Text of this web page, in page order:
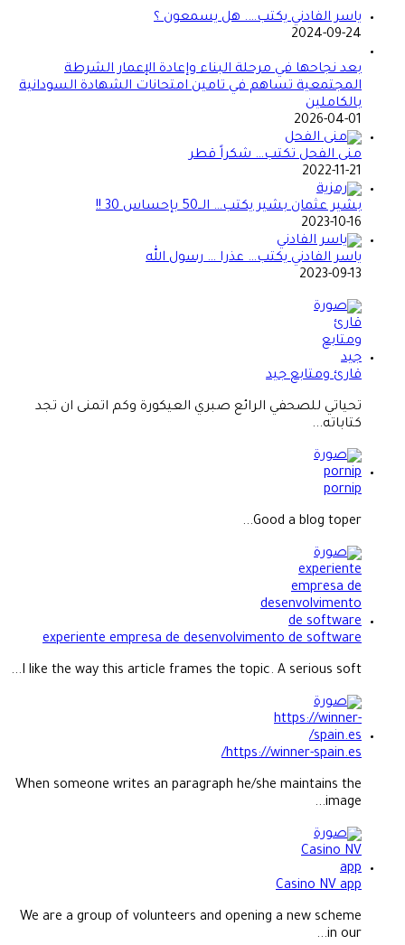
ياسر الفادني يكتب…. هل يسمعون ؟
2024-09-24
بعد نجاحها في مرحلة البناء وإعادة الإعمار الشرطة
المجتمعية تساهم في تامين امتحانات الشهادة السودانية
بالكاملين
2026-04-01
منى الفحل تكتب… شكراً قطر
2022-11-21
بشير عثمان بشير يكتب… الــ50 بإحساس 30 !!
2023-10-16
ياسر الفادني يكتب… عذرا … رسول الله
2023-09-13
قارئ ومتابع جيد
تحياتي للصحفي الرائع صبري العيكورة وكم اتمنى ان تجد
كتاباته...
pornip
Good a blog toper...
experiente empresa de desenvolvimento de software
I like the way this article frames the topic. A serious soft...
https://winner-spain.es/
When someone writes an paragraph he/she maintains the
image...
Casino NV app
We are a group of volunteers and opening a new scheme
in our...